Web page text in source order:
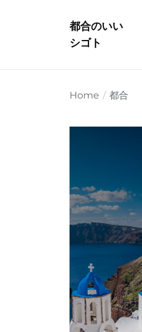
都合のいい
シゴト
Home 都合